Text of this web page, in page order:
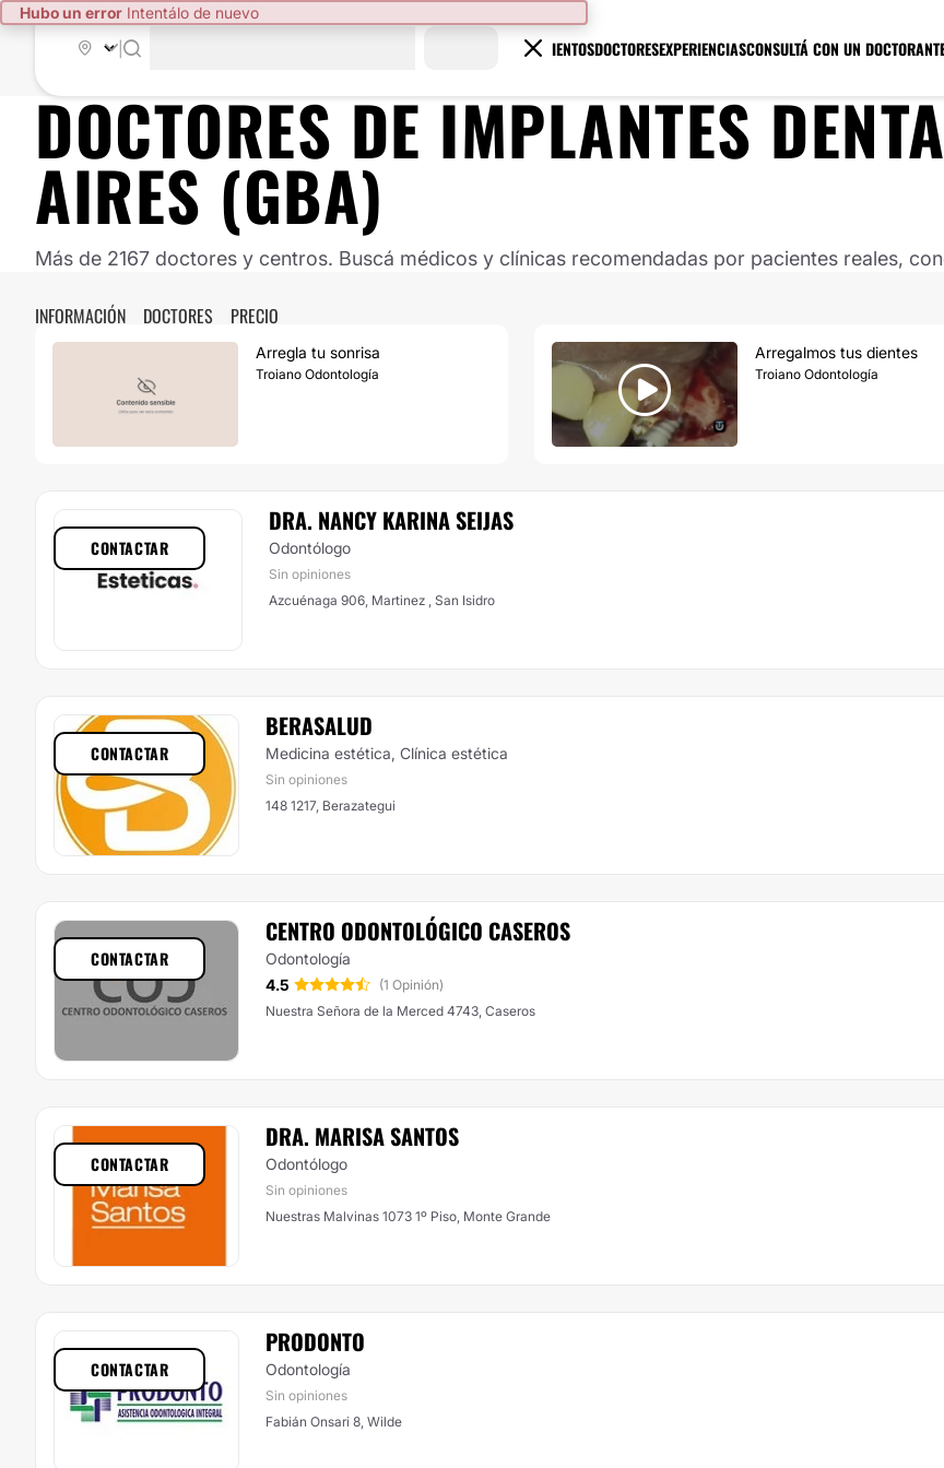
Hubo un error Intentálo de nuevo
TRATAMIENTOSDOCTORESEXPERIENCIASCONSULTÁ CON UN DOCTOR
DOCTORES DEIMPLANTES
AIRES (GBA)
Más de 2167 doctores y centros. Buscá médicos y clínicas recomendadas por pacientes reales,
INFORMACIÓN DOCTORES PRECIO
Arregla tu sonrisa
Troiano Odontología
Arregalmos tus dientes
Troiano Odontología
DRA. NANCY KARINA SEIJAS
Odontólogo
Sin opiniones
Azcuénaga 906, Martinez , San Isidro
CONTACTAR
BERASALUD
Medicina estética, Clínica estética
Sin opiniones
148 1217, Berazategui
CONTACTAR
CENTRO ODONTOLÓGICO CASEROS
Odontología
4.5
(1 Opinión)
Nuestra Señora de la Merced 4743, Caseros
CONTACTAR
DRA. MARISA SANTOS
Odontólogo
Sin opiniones
Nuestras Malvinas 1073 1º Piso, Monte Grande
CONTACTAR
PRODONTO
Odontología
Sin opiniones
Fabián Onsari 8, Wilde
CONTACTAR